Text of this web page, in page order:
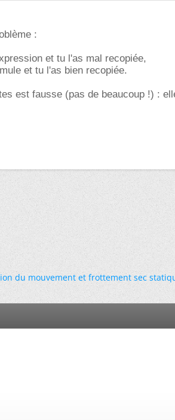
:
et tu l'as mal recopiée,
et tu l'as bien recopiée.
est fausse (pas de beaucoup !) :
du mouvement et frottement sec